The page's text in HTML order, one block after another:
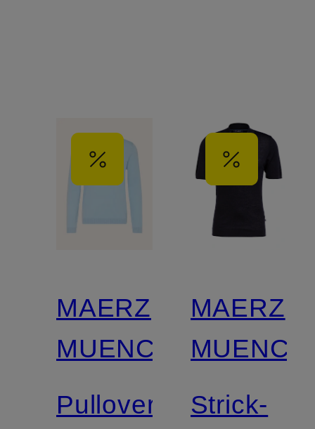
MAERZ
MUENCHEN
Pullover
MAERZ
Strick-